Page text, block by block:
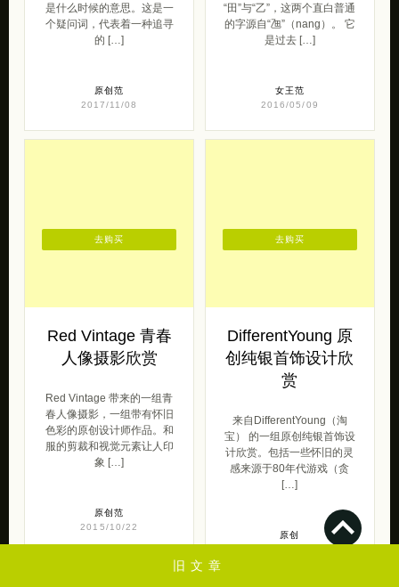
旧文章
是什么时候的意思。这是一
个疑问词，代表着一种追寻
的 […]
原创范
2017/11/08
“田”与“乙”，这两个直白普通
的字源自“乪”（nang）。 它
是过去 […]
女王范
2016/05/09
Red Vintage 青春
人像摄影欣赏
Red Vintage 带来的一组青
春人像摄影，一组带有怀旧
色彩的原创设计师作品。和
服的剪裁和视觉元素让人印
象 […]
原创范
2015/10/22
去购买
DifferentYoung 原
创纯银首饰设计欣
赏
来自DifferentYoung（淘
宝） 的一组原创纯银首饰设
计欣赏。包括一些怀旧的灵
感来源于80年代游戏（贪
[…]
原创
去购买